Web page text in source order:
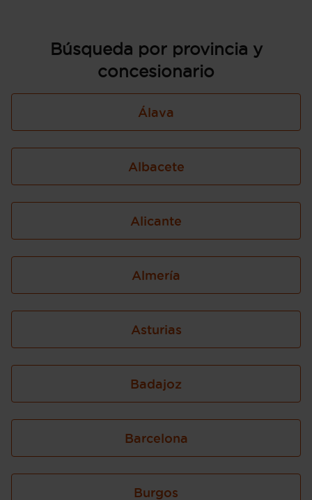
Búsqueda por provincia y
concesionario
Álava
Albacete
Alicante
Almería
Asturias
Badajoz
Barcelona
Burgos